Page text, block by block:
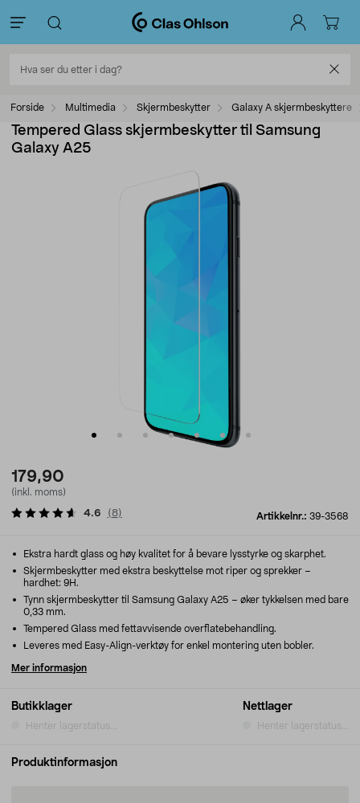
Forside Multimedia Skjermbeskytter Galaxy A skjermbeskyttere
Tempered Glass skjermbeskytter til Samsung
Galaxy A25
179,90
(inkl. moms)
Artikkelnr.: 39-3568
4.6 (8)
Butikklager
Henter lagerstatus...
Nettlager
Henter lagerstatus...
Ekstra hardt glass og høy kvalitet for å bevare lysstyrke og skarphet.
Skjermbeskytter med ekstra beskyttelse mot riper og sprekker –
hardhet: 9H.
Tynn skjermbeskytter til Samsung Galaxy A25 – øker tykkelsen med bare
0,33 mm.
Tempered Glass med fettavvisende overflatebehandling.
Leveres med Easy-Align-verktøy for enkel montering uten bobler.
Mer informasjon
Produktinformasjon